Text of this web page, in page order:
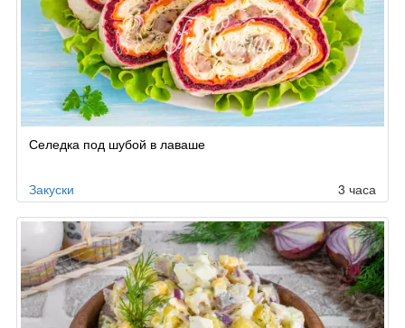
Селедка под шубой в лаваше
Закуски 3 часа